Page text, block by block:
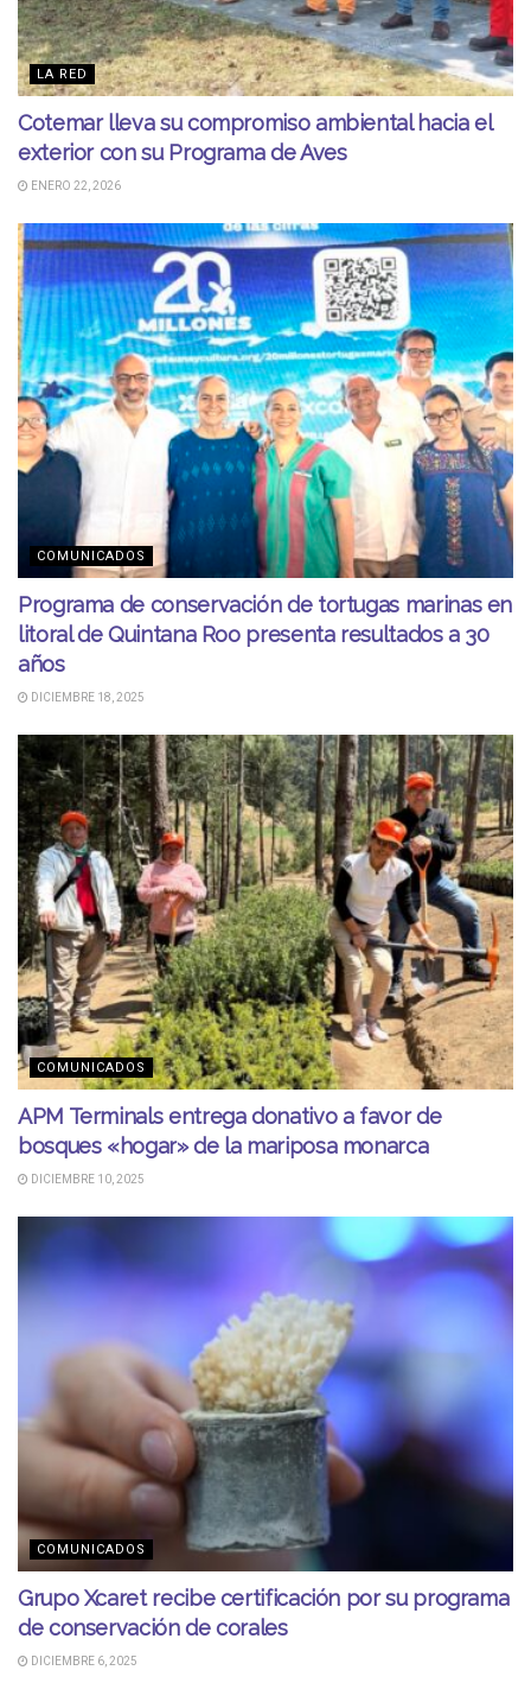
LA RED
Cotemar lleva su compromiso ambiental hacia el
exterior con su Programa de Aves
ENERO 22, 2026
COMUNICADOS
Programa de conservación de tortugas marinas en
litoral de Quintana Roo presenta resultados a 30
años
DICIEMBRE 18, 2025
COMUNICADOS
APM Terminals entrega donativo a favor de
bosques «hogar» de la mariposa monarca
DICIEMBRE 10, 2025
COMUNICADOS
Grupo Xcaret recibe certificación por su programa
de conservación de corales
DICIEMBRE 6, 2025